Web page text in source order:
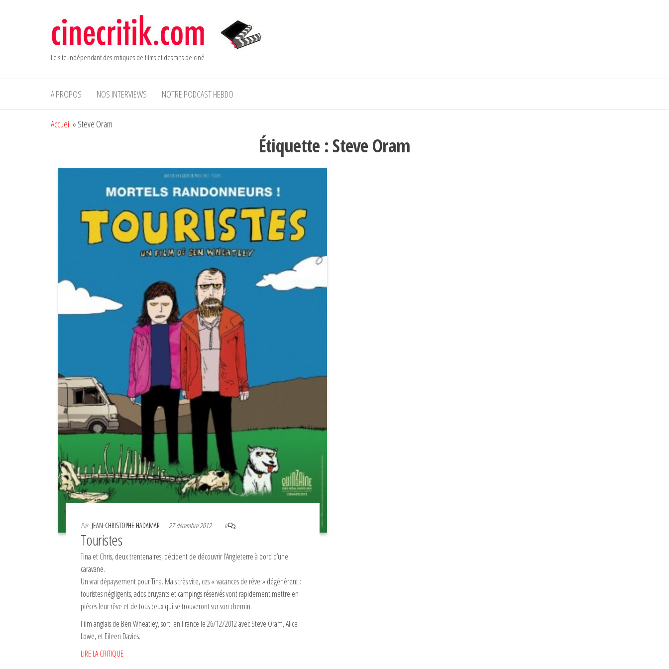
Le site indépendant des critiques de films et des fans de ciné
A PROPOS NOS INTERVIEWS NOTRE PODCAST HEBDO
Accueil » Steve Oram
Étiquette : Steve Oram
Par JEAN-CHRISTOPHE HADAMAR 27 décembre 2012 0
Touristes
Tina et Chris, deux trentenaires, décident de découvrir l’Angleterre à bord d’une
caravane.
Un vrai dépaysement pour Tina. Mais très vite, ces « vacances de rêve » dégénèrent :
touristes négligents, ados bruyants et campings réservés vont rapidement mettre en
pièces leur rêve et de tous ceux qui se trouveront sur son chemin.
Film anglais de Ben Wheatley, sorti en France le 26/12/2012 avec Steve Oram, Alice
Lowe, et Eileen Davies.
LIRE LA CRITIQUE